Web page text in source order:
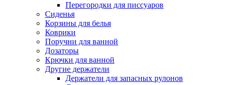
Перегородки для писсуаров
Сиденья
Корзины для белья
Коврики
Поручни для ванной
Дозаторы
Крючки для ванной
Другие держатели
Держатели для запасных рулонов